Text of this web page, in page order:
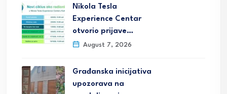
Nikola Tesla
Experience Centar
otvorio prijave…
August 7, 2026
Građanska inicijativa
upozorava na